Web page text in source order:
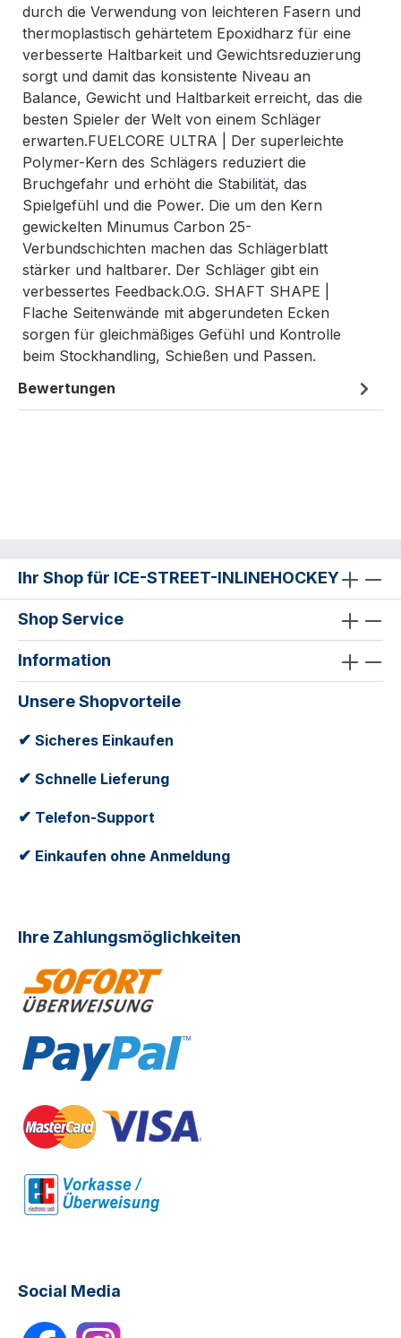
durch die Verwendung von leichteren Fasern und
thermoplastisch gehärtetem Epoxidharz für eine
verbesserte Haltbarkeit und Gewichtsreduzierung
sorgt und damit das konsistente Niveau an
Balance, Gewicht und Haltbarkeit erreicht, das die
besten Spieler der Welt von einem Schläger
erwarten.FUELCORE ULTRA | Der superleichte
Polymer-Kern des Schlägers reduziert die
Bruchgefahr und erhöht die Stabilität, das
Spielgefühl und die Power. Die um den Kern
gewickelten Minumus Carbon 25-
Verbundschichten machen das Schlägerblatt
stärker und haltbarer. Der Schläger gibt ein
verbessertes Feedback.O.G. SHAFT SHAPE |
Flache Seitenwände mit abgerundeten Ecken
sorgen für gleichmäßiges Gefühl und Kontrolle
beim Stockhandling, Schießen und Passen.
Bewertungen
Ihr Shop für ICE-STREET-INLINEHOCKEY
Shop Service
Information
Unsere Shopvorteile
✔ Sicheres Einkaufen
✔ Schnelle Lieferung
✔ Telefon-Support
✔ Einkaufen ohne Anmeldung
Ihre Zahlungsmöglichkeiten
Social Media